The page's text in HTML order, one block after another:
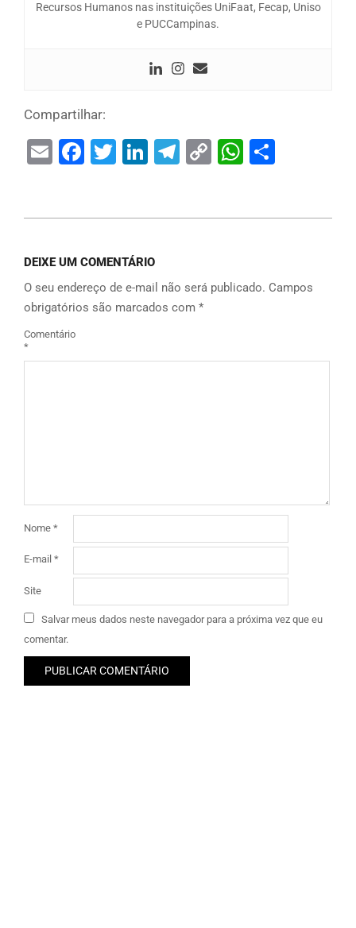
Recursos Humanos nas instituições UniFaat, Fecap, Uniso
e PUCCampinas.
Compartilhar:
EmailFacebook
Twitter
LinkedIn
Telegram
Copy
DEIXE UM COMENTÁRIO
O seu endereço de e-mail não será publicado. Campos
obrigatórios são marcados com *
Comentário
*
Nome *
E-mail *
Site
Salvar meus dados neste navegador para a próxima vez que eu
comentar.